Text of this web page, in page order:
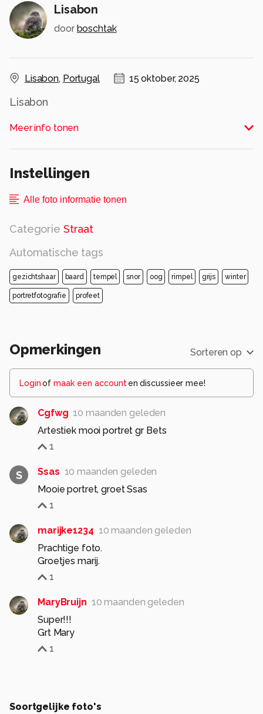
Lisabon
door boschtak
Lisabon, Portugal 15 oktober, 2025
Lisabon
Alle rechten voorbehouden
Meer info tonen
Instellingen
Alle foto informatie tonen
Categorie Straat
Automatische tags
gezichtshaar baard tempel snor oog rimpel grijs winter
portretfotografie profeet
Opmerkingen Sorteren op
Loginof maak een account en discussieer mee!
Cgfwg 10 maanden geleden
Artestiek mooi portret gr Bets
1
S Ssas 10 maanden geleden
Mooie portret, groet Ssas
1
marijke1234 10 maanden geleden
Prachtige foto.
Groetjes marij.
1
MaryBruijn 10 maanden geleden
Super!!!
Grt Mary
1
Soortgelijke foto's